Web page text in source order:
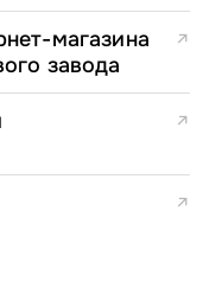
магазина
завода
↗
↗
↗